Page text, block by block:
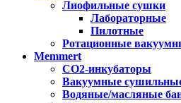
Лиофильные сушки
Лабораторные
Пилотные
Ротационные
Memmert
CO2-инкубаторы
Вакуумные
Водяные/масляные